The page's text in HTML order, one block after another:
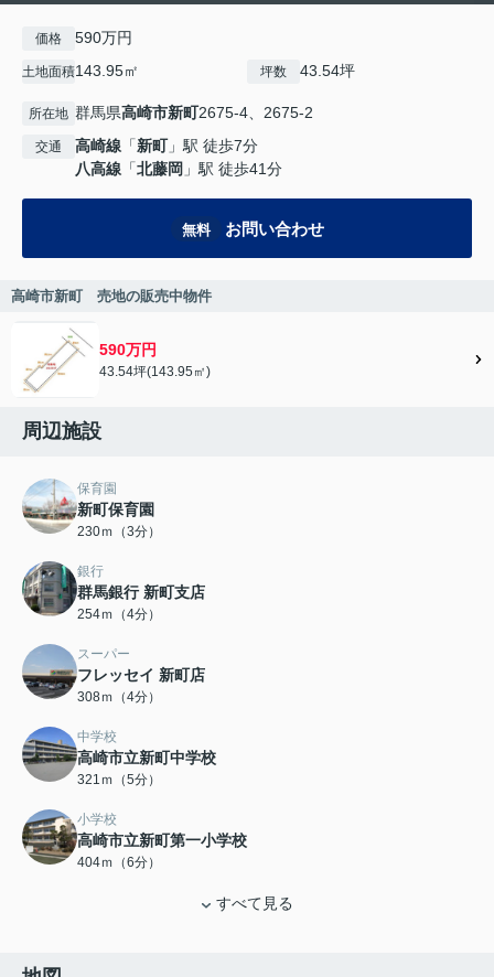
価格 590万円
土地面積143.95㎡ 坪数 43.54坪
所在地 群馬県高崎市新町2675-4、2675-2
交通 高崎線 「新町」駅 徒歩7分
八高線 「北藤岡 」駅 徒歩41分
無料 お問い合わせ
高崎市新町 売地の販売中物件
590万円
43.54坪(143.95㎡)
周辺施設
保育園
新町保育園
230ｍ（3分）
銀行
群馬銀行 新町支店
254ｍ（4分）
スーパー
フレッセイ 新町店
308ｍ（4分）
中学校
高崎市立新町中学校
321ｍ（5分）
小学校
高崎市立新町第一小学校
404ｍ（6分）
すべて見る